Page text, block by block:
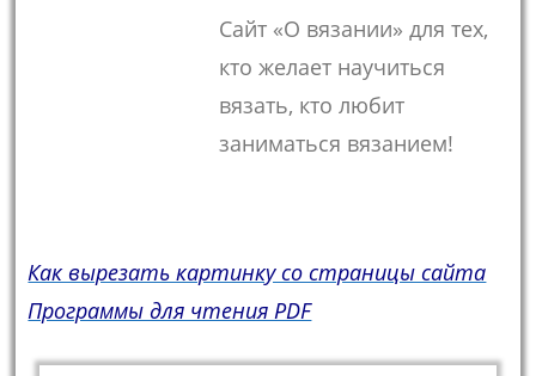
Сайт «О вязании» для тех,
кто желает научиться
вязать, кто любит
заниматься вязанием!
Как вырезать картинку со страницы сайта
Программы для чтения PDF